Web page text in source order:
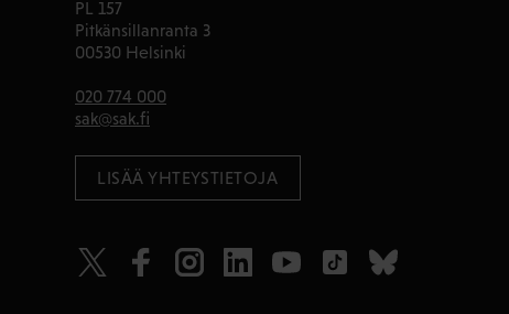
PL 157
Pitkänsillanranta 3
00530 Helsinki
020 774 000
sak@sak.fi
LISÄÄ YHTEYSTIETOJA